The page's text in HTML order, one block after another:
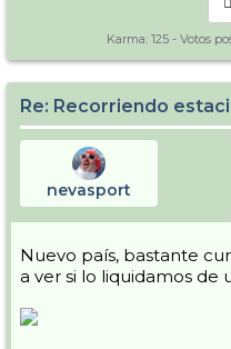
Karma: 125 - Votos
Re: Recorriendo
nevasport
Nuevo país, bastante
a ver si lo liquidamos de